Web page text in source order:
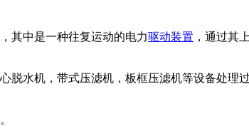
其中是一种往复运动的电力驱动装置 ，通过其
脱水机，带式压滤机，板框压滤机等设备处